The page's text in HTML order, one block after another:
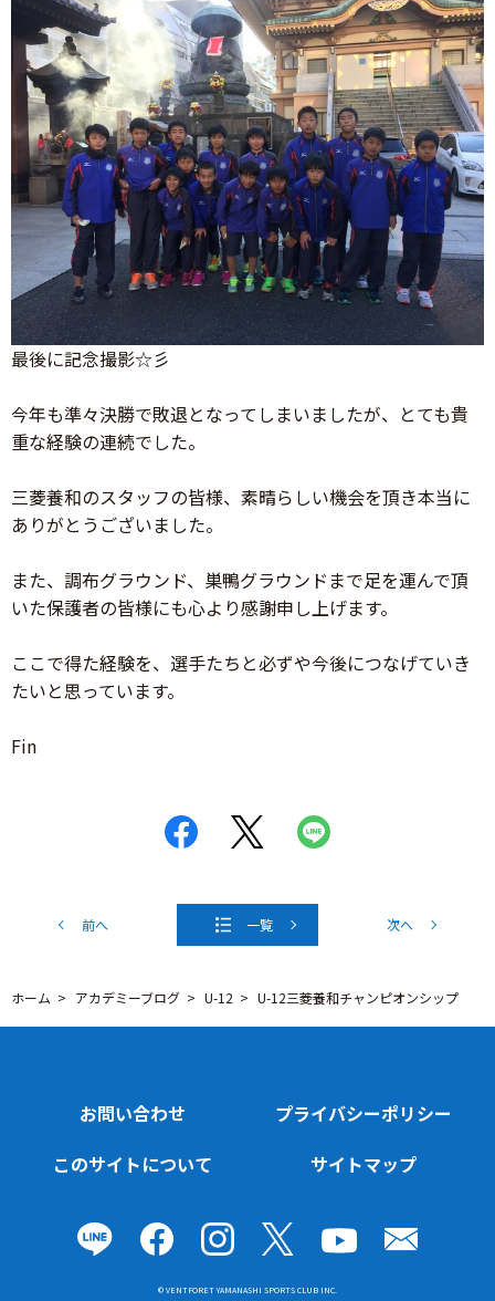
最後に記念撮影☆彡
今年も準々決勝で敗退となってしまいましたが、とても貴
重な経験の連続でした。
三菱養和のスタッフの皆様、素晴らしい機会を頂き本当に
ありがとうございました。
また、調布グラウンド、巣鴨グラウンドまで足を運んで頂
いた保護者の皆様にも心より感謝申し上げます。
ここで得た経験を、選手たちと必ずや今後につなげていき
たいと思っています。
Fin
前へ 一覧 次へ
ホーム アカデミーブログ U-12 U-12三菱養和チャンピオンシップ
お問い合わせ
プライバシーポリシー
このサイトについて
サイトマップ
© VENTFORET YAMANASHI SPORTS CLUB INC.